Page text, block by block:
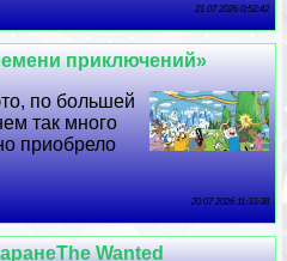
21 07 2026 0:52:42
приключений»
по большей
так много
приобрело
20 07 2026 11:33:38
Wanted